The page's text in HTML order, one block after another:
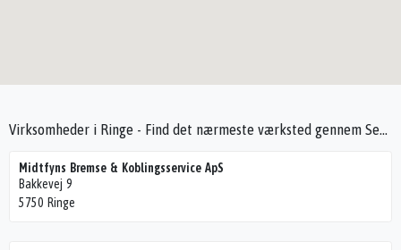
Virksomheder i Ringe - Find det nærmeste værksted gennem Seek4Cars
Midtfyns Bremse & Koblingsservice ApS
Bakkevej 9
5750 Ringe